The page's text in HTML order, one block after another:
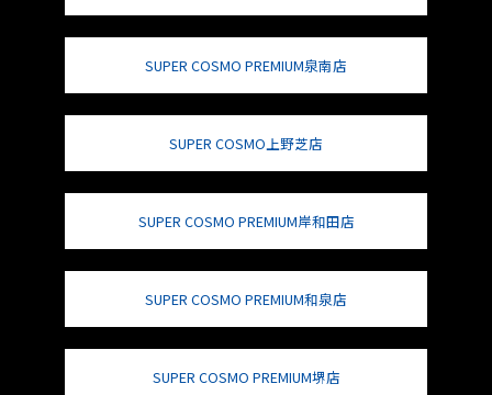
SUPER COSMO PREMIUM泉南店
SUPER COSMO上野芝店
SUPER COSMO PREMIUM岸和田店
SUPER COSMO PREMIUM和泉店
SUPER COSMO PREMIUM堺店